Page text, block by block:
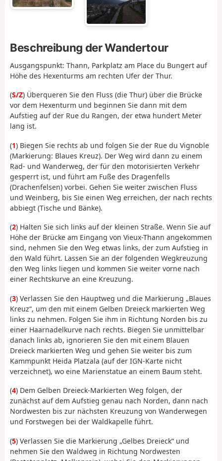
Beschreibung der Wandertour
Ausgangspunkt: Thann, Parkplatz am Place du Bungert auf
Höhe des Hexenturms am rechten Ufer der Thur.
(S/Z) Überqueren Sie den Fluss (die Thur) über die Brücke
vor dem Hexenturm und beginnen Sie dann mit dem
Aufstieg auf der Rue du Rangen, der etwa hundert Meter
lang ist.
(1) Biegen Sie rechts ab und folgen Sie der Rue du Vignoble
(Markierung: Blaues Kreuz). Der Weg wird dann zu einem
Rad- und Wanderweg, der für den motorisierten Verkehr
gesperrt ist, und führt am Fuße des Dragenfells
(Drachenfelsen) vorbei. Gehen Sie weiter zwischen Fluss
und Weinberg, bis Sie einen Weg erreichen, der nach rechts
abbiegt (Tische und Bänke).
(2) Halten Sie sich links auf der kleinen Straße. Wenn Sie auf
Höhe der Brücke am Eingang von Vieux-Thann angekommen
sind, nehmen Sie den Weg etwas links, der zum Aufstieg in
den Wald führt. Lassen Sie an der folgenden Wegkreuzung
den Weg links liegen und kommen Sie weiter vorne nach
einer Rechtskurve an eine Kreuzung.
(3) Verlassen Sie den Hauptweg und die Markierung „Blaues
Kreuz“, um den mit einem Gelben Dreieck markierten Weg
links zu nehmen. Folgen Sie ihm in Richtung Norden bis zu
einer Haarnadelkurve nach rechts. Biegen Sie unmittelbar
danach links ab, ignorieren Sie den mit einem Blauen
Dreieck markierten Weg und gehen Sie weiter bis zum
Kammpunkt Heida Platzala (auf der IGN-Karte nicht
verzeichnet), wo eine Marienstatue an einem Baum steht.
(4) Dem Gelben Dreieck-Markierten Weg folgen, der
zunächst auf dem Aufstieg genau nach Norden, dann nach
Nordwesten bis zur nächsten Kreuzung von Wanderwegen
und Forstwegen bei der Waldkapelle führt.
(5) Verlassen Sie die Markierung „Gelbes Dreieck“ und
nehmen Sie den Waldweg in Richtung Nordwesten